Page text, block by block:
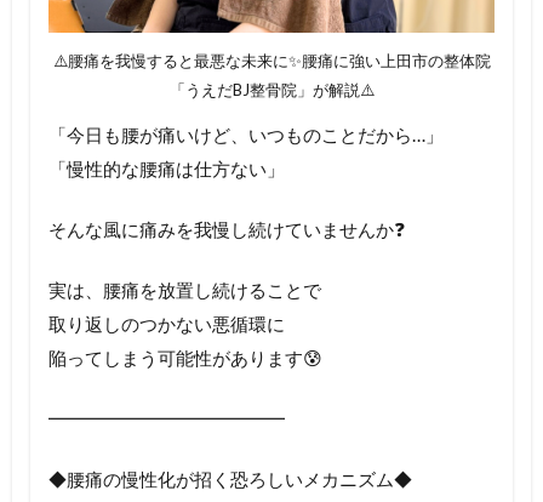
⚠️腰痛を我慢すると最悪な未来に✨腰痛に強い上田市の整体院
「うえだBJ整骨院」が解説⚠️
「今日も腰が痛いけど、いつものことだから…」
「慢性的な腰痛は仕方ない」
そんな風に痛みを我慢し続けていませんか❓
実は、腰痛を放置し続けることで
取り返しのつかない悪循環に
陥ってしまう可能性があります😰
━━━━━━━━━━━━━
◆腰痛の慢性化が招く恐ろしいメカニズム◆